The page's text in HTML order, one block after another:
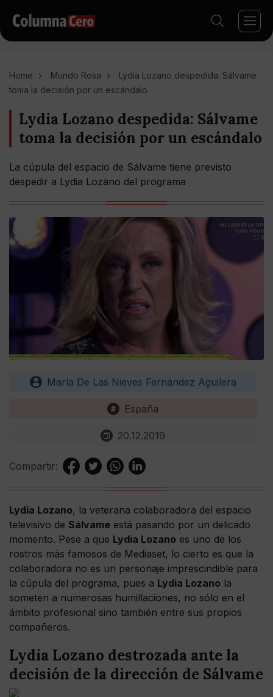
Home Mundo Rosa
Lydia Lozano despedida: Sálvame
toma la decisión por un escándalo
Lydia Lozano despedida: Sálvame
toma la decisión por un escándalo
La cúpula del espacio de Sálvame tiene previsto
despedir a Lydia Lozano del programa
María De Las Nieves Fernández Aguilera
España
20.12.2019
Compartir:
Lydia Lozano, la veterana colaboradora del espacio
televisivo de Sálvame está pasando por un delicado
momento. Pese a que Lydia Lozano es uno de los
rostros más famosos de Mediaset, lo cierto es que la
colaboradora no es un personaje imprescindible para
la cúpula del programa, pues a Lydia Lozano la
someten a numerosas humillaciones, no sólo en el
ámbito profesional sino también entre sus propios
compañeros.
Lydia Lozano destrozada ante la
decisión de la dirección de Sálvame